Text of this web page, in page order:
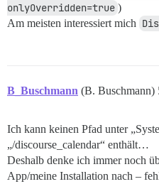
onlyOverridden=true )
Am meisten interessiert mich
B_Buschmann (B. Buschmann)
Ich kann keinen Pfad unter
„/discourse_calendar“ enthält…
Deshalb denke ich immer noch
App/meine Installation nach –